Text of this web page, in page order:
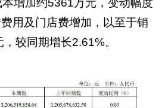
用及门店费增加，以至于销
较同期增长2.61%。